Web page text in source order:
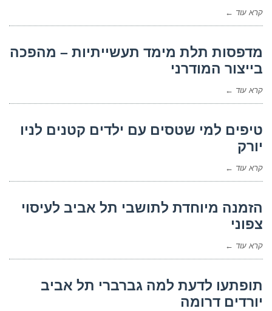
קרא עוד ←
מדפסות תלת מימד תעשייתיות – מהפכה
בייצור המודרני
קרא עוד ←
טיפים למי שטסים עם ילדים קטנים לניו
יורק
קרא עוד ←
הזמנה מיוחדת לתושבי תל אביב לעיסוי
צפוני
קרא עוד ←
תופתעו לדעת למה גברברי תל אביב
יורדים דרומה